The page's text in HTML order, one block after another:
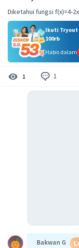
Diketahui fungsi f(x)=4-
Ikuti Tryout
100rb
Habis dalam
1 1
Bakwan G